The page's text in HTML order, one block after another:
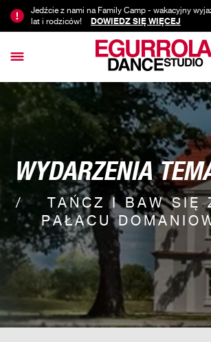
Jedźcie z nami na Family Camp - wakacyjny
lat i rodziców!
DOWIEDZ SIĘ WIĘCEJ
WYDARZENIA
TAŃCZ I BAW SIĘ
PAŁACU